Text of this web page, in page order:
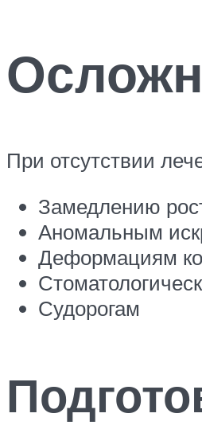
При отсутствии
Замедлению
Аномальным
Деформациям
Судорогам